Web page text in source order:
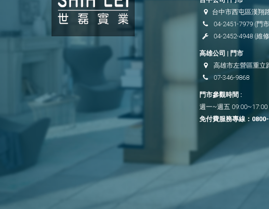
台中市西屯區漢翔
04-2451-7979(門
04-2452-4948(維
高雄公司 | 門市
高雄市左營區重立
07-346-9868
門市參觀時間 :
週一~週五 09:00~17:00
免付費服務專線：